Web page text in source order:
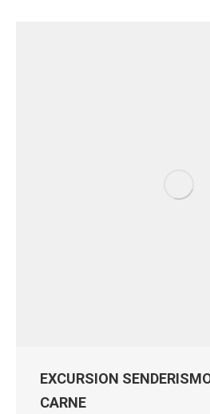
EXCURSION
CARNE